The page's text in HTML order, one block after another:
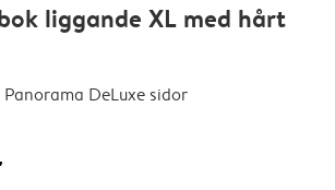
liggande XL med hårt
DeLuxe sidor